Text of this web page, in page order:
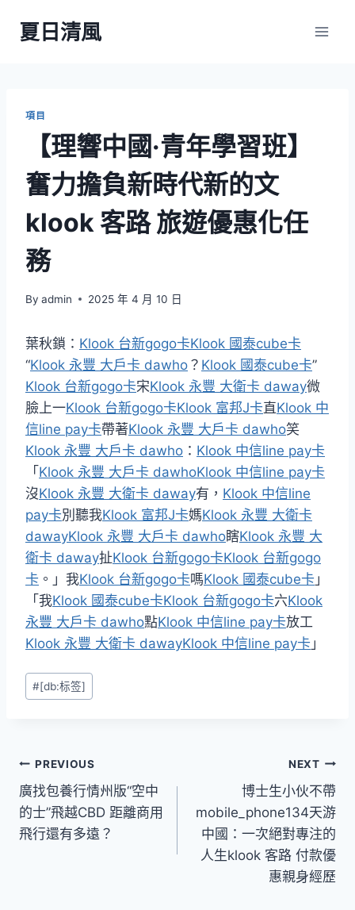
夏日清風
項目
【理響中國·青年學習班】
奮力擔負新時代新的文
klook 客路 旅遊優惠化任
務
By admin 2025 年 4 月 10 日
葉秋鎖： Klook 台新gogo卡Klook 國泰cube卡
“Klook 永豐 大戶卡 dawho ？ Klook 國泰cube卡”
Klook 台新gogo卡宋Klook 永豐 大衛卡 daway微
臉上一Klook 台新gogo卡Klook 富邦J卡直Klook 中
信line pay卡帶著Klook 永豐 大戶卡 dawho笑
Klook 永豐 大戶卡 dawho ： Klook 中信line pay卡
「Klook 永豐 大戶卡 dawhoKlook 中信line pay卡
沒Klook 永豐 大衛卡 daway有， Klook 中信line
pay卡別聽我Klook 富邦J卡媽Klook 永豐 大衛卡
dawayKlook 永豐 大戶卡 dawho瞎Klook 永豐 大
衛卡 daway扯Klook 台新gogo卡Klook 台新gogo
卡 。」我Klook 台新gogo卡嗎Klook 國泰cube卡 」
「我Klook 國泰cube卡Klook 台新gogo卡六Klook
永豐 大戶卡 dawho點Klook 中信line pay卡放工
Klook 永豐 大衛卡 dawayKlook 中信line pay卡 」
Post
Tags:
#[db:标签]
文
章
導
PREVIOUS
廣找包養行情州版“空中
的士”飛越CBD 距離商用
飛行還有多遠？
NEXT
博士生小伙不帶
mobile_phone134天游
中國：一次絕對專注的
人生klook 客路 付款優
惠親身經歷